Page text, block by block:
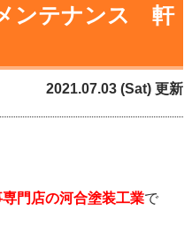
メンテナンス 軒
2021.07.03 (Sat) 更新
門店の河合塗装工業で